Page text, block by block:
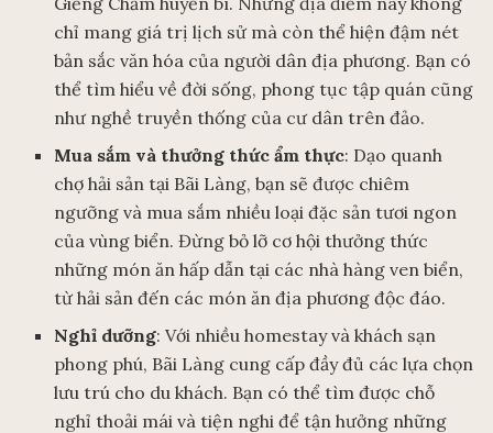
chỉ mang giá trị lịch sử mà còn thể hiện đậm nét
bản sắc văn hóa của người dân địa phương. Bạn có
thể tìm hiểu về đời sống, phong tục tập quán cũng
như nghề truyền thống của cư dân trên đảo.
Mua sắm và thưởng thức ẩm thực: Dạo quanh
chợ hải sản tại Bãi Làng, bạn sẽ được chiêm
ngưỡng và mua sắm nhiều loại đặc sản tươi ngon
của vùng biển. Đừng bỏ lỡ cơ hội thưởng thức
những món ăn hấp dẫn tại các nhà hàng ven biển,
từ hải sản đến các món ăn địa phương độc đáo.
Nghỉ dưỡng: Với nhiều homestay và khách sạn
phong phú, Bãi Làng cung cấp đầy đủ các lựa chọn
lưu trú cho du khách. Bạn có thể tìm được chỗ
nghỉ thoải mái và tiện nghi để tận hưởng những